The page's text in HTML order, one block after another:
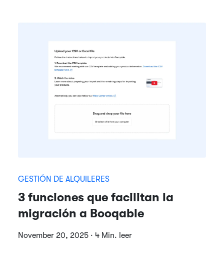
GESTIÓN DE ALQUILERES
3 funciones que facilitan la
migración a Booqable
November 20, 2025 · 4 Min. leer